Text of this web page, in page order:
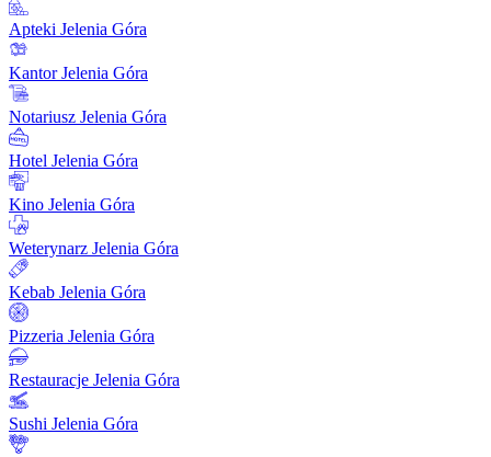
Apteki Jelenia Góra
Kantor Jelenia Góra
Notariusz Jelenia Góra
Hotel Jelenia Góra
Kino Jelenia Góra
Weterynarz Jelenia Góra
Kebab Jelenia Góra
Pizzeria Jelenia Góra
Restauracje Jelenia Góra
Sushi Jelenia Góra